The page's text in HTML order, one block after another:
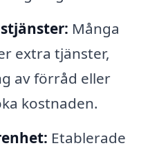
Många
extra tjänster,
av förråd eller
kostnaden.
Etablerade